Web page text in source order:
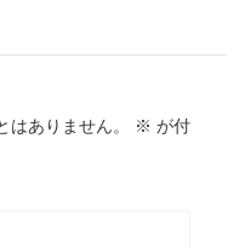
ありません。 ※ が付